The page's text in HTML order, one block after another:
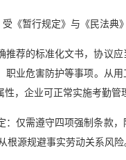
《暂行规定》与《民法典
推荐的标准化文书，协议
职业危害防护等事项。从
性，企业可正常实施考勤
：仅需遵守四项强制条款
根源规避事实劳动关系风险